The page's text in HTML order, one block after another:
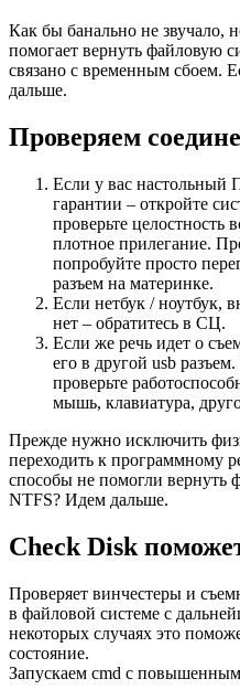
Как бы банально не звучало,
помогает вернуть файловую
связано с временным сбоем.
дальше.
Проверяем
Если у вас настольный
гарантии – откройте
проверьте целостность
плотное прилегание.
попробуйте просто
разъем на материнке.
Если нетбук / ноутбук,
нет – обратитесь в СЦ.
Если же речь идет о
его в другой usb
проверьте
мышь, клавиатура,
Прежде нужно исключить
переходить к программному
способы не помогли вернуть
NTFS? Идем дальше.
Check Disk
Проверяет винчестеры и
в файловой системе с
некоторых случаях это
состояние.
Запускаем cmd с